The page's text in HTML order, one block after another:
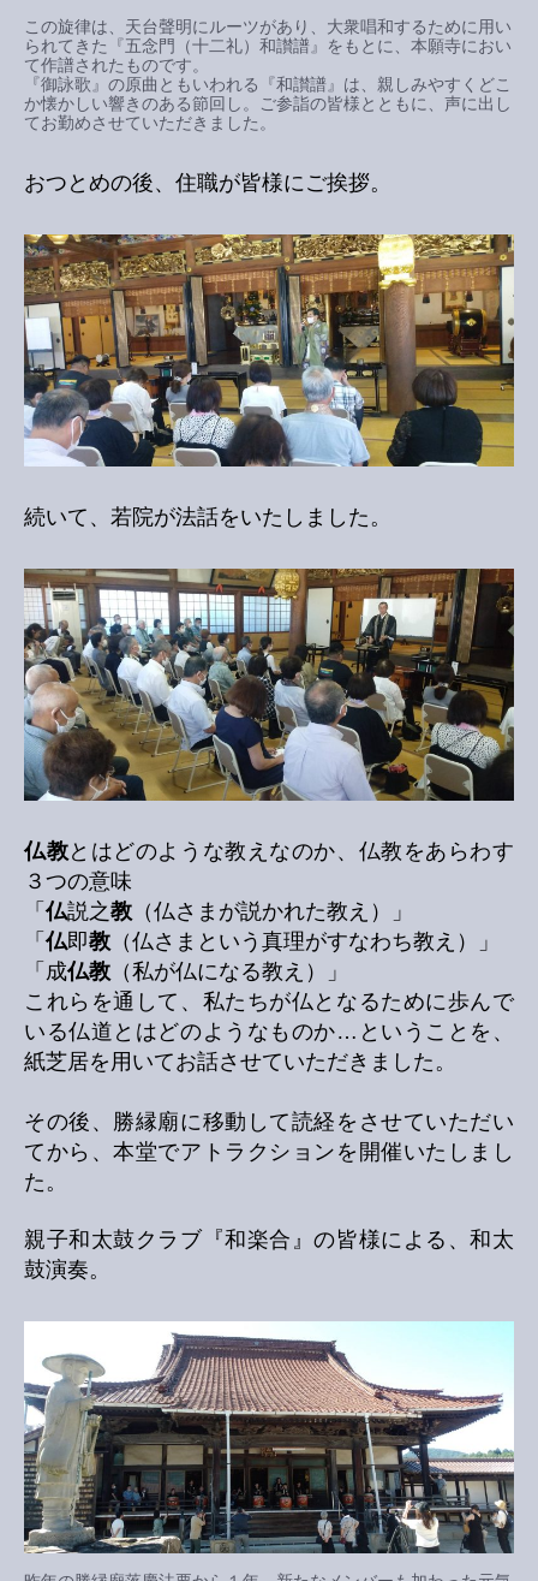
この旋律は、天台聲明にルーツがあり、大衆唱和するために用い
られてきた『五念門（十二礼）和讃譜』をもとに、本願寺におい
て作譜されたものです。
『御詠歌』の原曲ともいわれる『和讃譜』は、親しみやすくどこ
か懐かしい響きのある節回し。ご参詣の皆様とともに、声に出し
てお勤めさせていただきました。
おつとめの後、住職が皆様にご挨拶。
続いて、若院が法話をいたしました。
仏教とはどのような教えなのか、仏教をあらわす
３つの意味
「 仏説之教 （仏さまが説かれた教え）」
「 仏即教 （仏さまという真理がすなわち教え）」
「成仏教 （私が仏になる教え）」
これらを通して、私たちが仏となるために歩んで
いる仏道とはどのようなものか…ということを、
紙芝居を用いてお話させていただきました。
その後、勝縁廟に移動して読経をさせていただい
てから、本堂でアトラクションを開催いたしまし
た。
親子和太鼓クラブ『和楽合』の皆様による、和太
鼓演奏。